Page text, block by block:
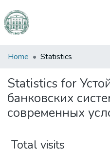
Communities
Collections
All of DSpace
Home Statistics
Statistics for
банковских
современных
Total visits